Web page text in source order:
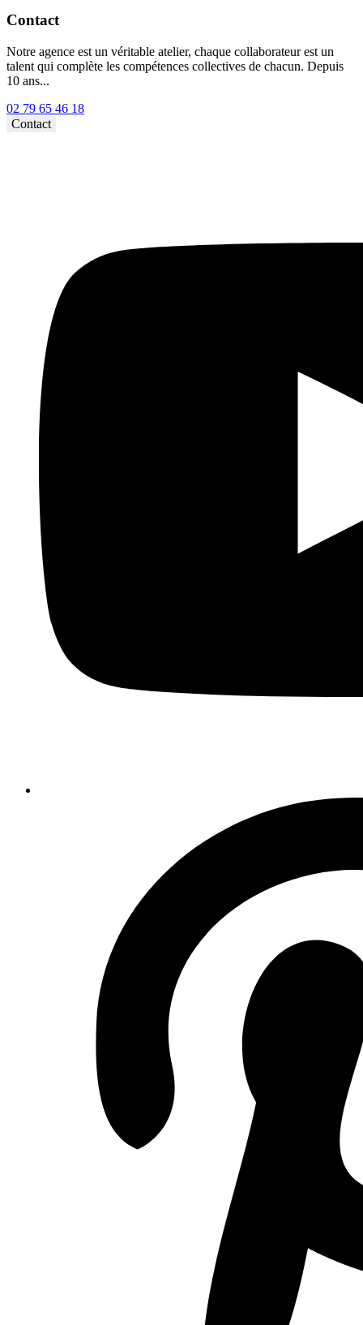
Contact
Notre agence est un véritable atelier, chaque collaborateur est un
talent qui complète les compétences collectives de chacun. Depuis
10 ans...
02 79 65 46 18⁩
Contact